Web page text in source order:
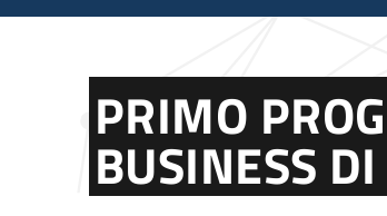
PRIMO
BUSINESS